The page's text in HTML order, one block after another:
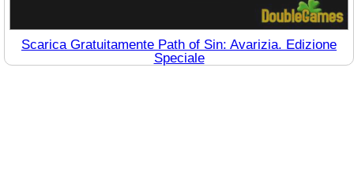
Scarica Gratuitamente Path of Sin: Avarizia. Edizione
Speciale